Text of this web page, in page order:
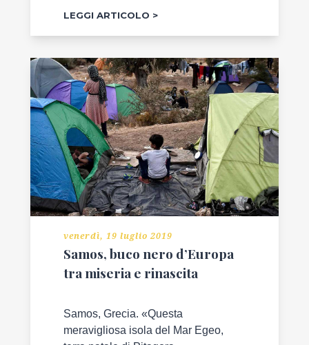
LEGGI ARTICOLO
venerdì, 19 luglio 2019
Samos, buco nero d’Europa
tra miseria e rinascita
Samos, Grecia. «Questa
meravigliosa isola del Mar Egeo,